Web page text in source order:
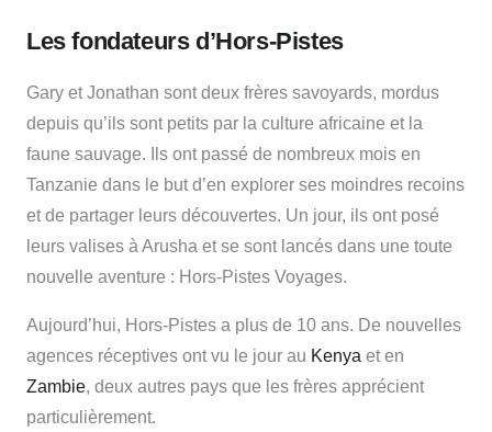
Les fondateurs d’Hors-Pistes
Gary et Jonathan sont deux frères savoyards, mordus
depuis qu’ils sont petits par la culture africaine et la
faune sauvage. Ils ont passé de nombreux mois en
Tanzanie dans le but d’en explorer ses moindres recoins
et de partager leurs découvertes. Un jour, ils ont posé
leurs valises à Arusha et se sont lancés dans une toute
nouvelle aventure : Hors-Pistes Voyages.
Aujourd’hui, Hors-Pistes a plus de 10 ans. De nouvelles
agences réceptives ont vu le jour au Kenya et en
Zambie, deux autres pays que les frères apprécient
particulièrement.